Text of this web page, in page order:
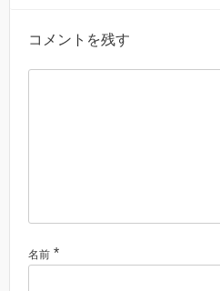
コメントを残す
名前 *